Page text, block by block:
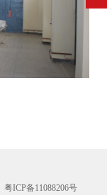
粤ICP备11088206号